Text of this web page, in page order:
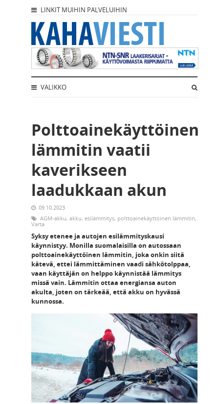
LINKIT MUIHIN PALVELUIHIN
VALIKKO
Polttoainekäyttöinen
lämmitin vaatii
kaverikseen
laadukkaan akun
09.10.2023
AGM-akku, akku, esilämmitys, polttoainekäyttöinen lämmitin,
Varta
Syksy etenee ja autojen esilämmityskausi
käynnistyy. Monilla suomalaisilla on autossaan
polttoainekäyttöinen lämmitin, joka onkin siitä
kätevä, ettei lämmittäminen vaadi sähkötolppaa,
vaan käyttäjän on helppo käynnistää lämmitys
missä vain. Lämmitin ottaa energiansa auton
akulta, joten on tärkeää, että akku on hyvässä
kunnossa.